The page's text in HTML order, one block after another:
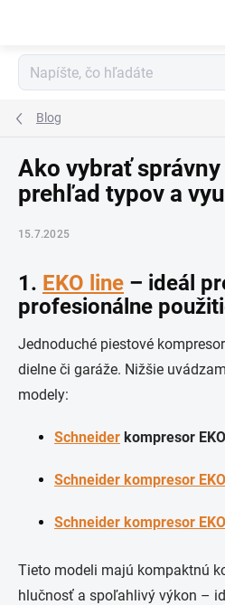
Blog
Ako vybrať
prehľad typov a
15.7.2025
1. EKO line – ideál
profesionálne
Jednoduché piestové
dielne či garáže. Nižšie
modely:
Schneider kompresor
Schneider kompresor EKO
Schneider kompresor EKO
Tieto modeli majú kompaktnú
hlučnosť a spoľahlivý výkon –